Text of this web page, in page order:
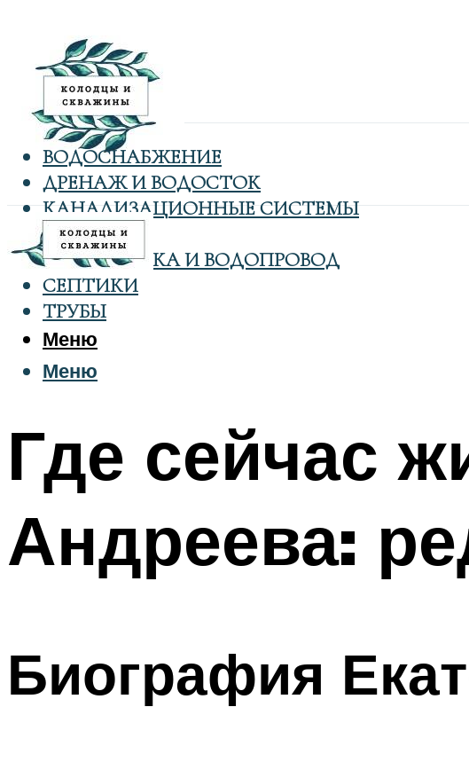
ВОДОСНАБЖЕНИЕ
ДРЕНАЖ И ВОДОСТОК
КАНАЛИЗАЦИОННЫЕ СИСТЕМЫ
КОЛОДЦЫ
САНТЕХНИКА И ВОДОПРОВОД
СЕПТИКИ
ТРУБЫ
Меню
Меню
Где сейчас
Андреева:
Биография